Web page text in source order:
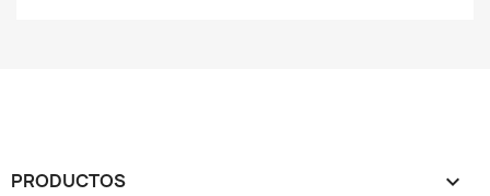
PRODUCTOS 